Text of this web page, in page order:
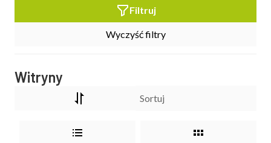
Filtruj
Wyczyść filtry
Witryny